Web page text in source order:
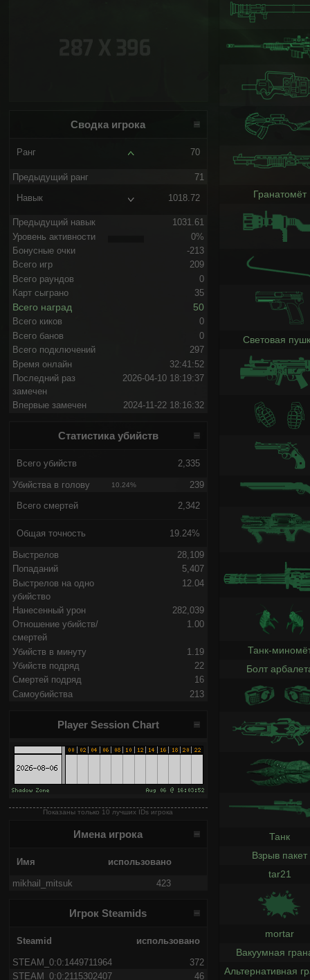
Сводка игрока
Ранг 70
Предыдущий ранг 71
Навык 1018.72
Предыдущий навык
1031.61
Уровень активности
0%
Бонусные очки
-213
Всего игр
209
Всего раундов
0
Карт сыграно
35
Всего наград 50
Всего киков
0
Всего банов
0
Всего подключений
297
Время онлайн
32:41:52
Последний раз
замечен
2026-04-10 18:19:37
Впервые замечен 2024-11-22 18:16:32
Статистика убийств
Всего убийств 2,335
Убийства в голову 10.24% 239
Всего смертей 2,342
Общая точность 19.24%
Выстрелов
28,109
Попаданий
5,407
Выстрелов на одно
убийство
12.04
Нанесенный урон
282,039
Отношение убийств/
смертей
1.00
Убийств в минуту
1.19
Убийств подряд
22
Смертей подряд
16
Самоубийства
213
Player Session Chart
Показаны только 10 лучших IDs игрока
Имена игрока
Имя использовано
mikhail_mitsuk 423
Игрок Steamids
Steamid использовано
STEAM_0:0:1449711964
372
STEAM_0:0:2115302407
46
Гранатомёт
Световая
Танк-
Болт
Танк
Взрыв пакет
tar21
mortar
Вакуумная
Альтернативная